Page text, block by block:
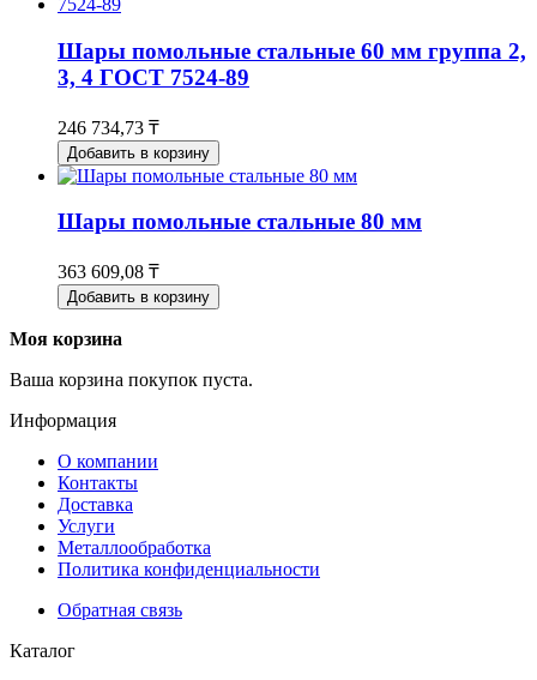
Шары помольные стальные 60 мм группа 2,
3, 4 ГОСТ 7524-89
246 734,73 ₸
Добавить в корзину
Шары помольные стальные 80 мм
363 609,08 ₸
Добавить в корзину
Моя корзина
Ваша корзина покупок пуста.
Информация
О компании
Контакты
Доставка
Услуги
Металлообработка
Политика конфиденциальности
Обратная связь
Каталог